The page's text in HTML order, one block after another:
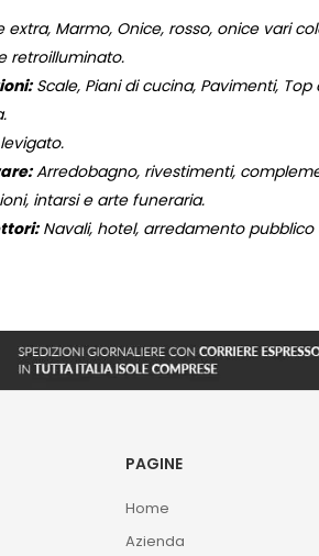
Marmo, Onice, rosso, onice vari
retroilluminato.
Scale, Piani di cucina, Pavimenti,
Arredobagno, rivestimenti,
intarsi e arte funeraria.
Navali, hotel, arredamento pubblico
PAGINE
Home
Azienda